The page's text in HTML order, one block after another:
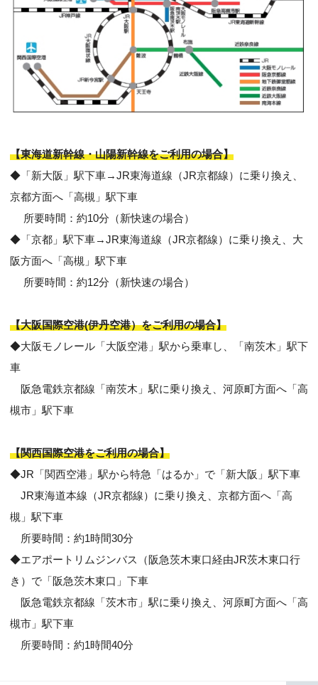
【東海道新幹線・山陽新幹線をご利用の場合】
◆「新大阪」駅下車→JR東海道線（JR京都線）に乗り換え、
京都方面へ「高槻」駅下車
所要時間：約10分（新快速の場合）
◆「京都」駅下車→JR東海道線（JR京都線）に乗り換え、大
阪方面へ「高槻」駅下車
所要時間：約12分（新快速の場合）
【大阪国際空港(伊丹空港）をご利用の場合】
◆大阪モノレール「大阪空港」駅から乗車し、「南茨木」駅下
車
阪急電鉄京都線「南茨木」駅に乗り換え、河原町方面へ「高
槻市」駅下車
【関西国際空港をご利用の場合】
◆JR「関西空港」駅から特急「はるか」で「新大阪」駅下車
JR東海道本線（JR京都線）に乗り換え、京都方面へ「高
槻」駅下車
所要時間：約1時間30分
◆エアポートリムジンバス（阪急茨木東口経由JR茨木東口行
き）で「阪急茨木東口」下車
阪急電鉄京都線「茨木市」駅に乗り換え、河原町方面へ「高
槻市」駅下車
所要時間：約1時間40分